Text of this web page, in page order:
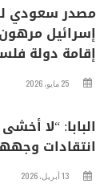
إسرائيل
إقامة دولة
25 مايو، 2026
البابا: “لا
انتقادات
13 أبريل، 2026